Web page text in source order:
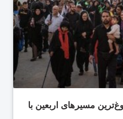
مسیرهای اربعین با